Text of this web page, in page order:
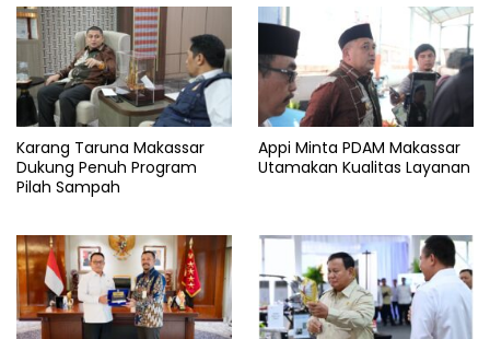
Karang Taruna Makassar
Dukung Penuh Program
Pilah Sampah
Appi Minta PDAM Makassar
Utamakan Kualitas Layanan